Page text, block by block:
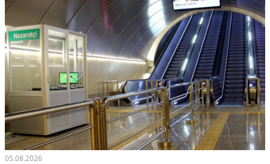
05.08.2026